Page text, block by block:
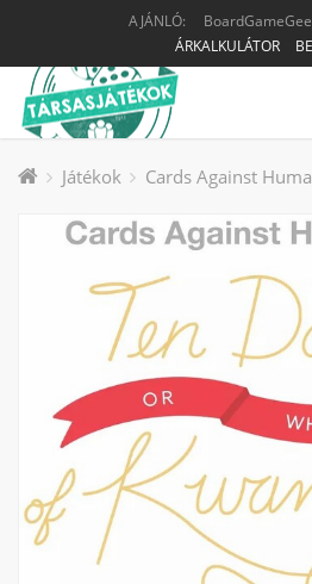
AJÁNLÓ:
ÁRKALKULÁTOR
Játékok Cards Against Humanity: Ten Days